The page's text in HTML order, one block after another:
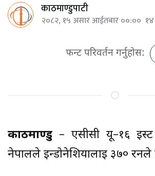
काठमाण्डुपाटी
२०८२, १५ असार आईतबार ००:००
फन्ट परिवर्तन गर्नुहोस:
काठमाण्डु – एसीसी यू–१६
नेपालले इन्डोनेशियालाई ३७० रनले